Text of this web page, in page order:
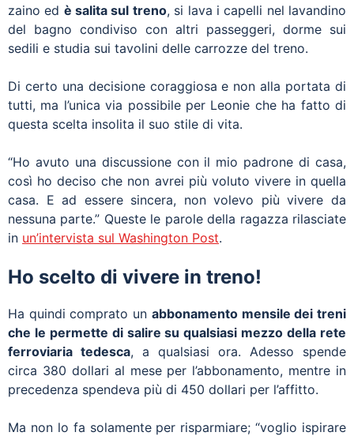
zaino ed è salita sul treno, si lava i capelli nel lavandino
del bagno condiviso con altri passeggeri, dorme sui
sedili e studia sui tavolini delle carrozze del treno.
Di certo una decisione coraggiosa e non alla portata di
tutti, ma l’unica via possibile per Leonie che ha fatto di
questa scelta insolita il suo stile di vita.
“Ho avuto una discussione con il mio padrone di casa,
così ho deciso che non avrei più voluto vivere in quella
casa. E ad essere sincera, non volevo più vivere da
nessuna parte.” Queste le parole della ragazza rilasciate
in un’intervista sul Washington Post.
Ho scelto di vivere in treno!
Ha quindi comprato un abbonamento mensile dei treni
che le permette di salire su qualsiasi mezzo della rete
ferroviaria tedesca, a qualsiasi ora. Adesso spende
circa 380 dollari al mese per l’abbonamento, mentre in
precedenza spendeva più di 450 dollari per l’affitto.
Ma non lo fa solamente per risparmiare; “voglio ispirare